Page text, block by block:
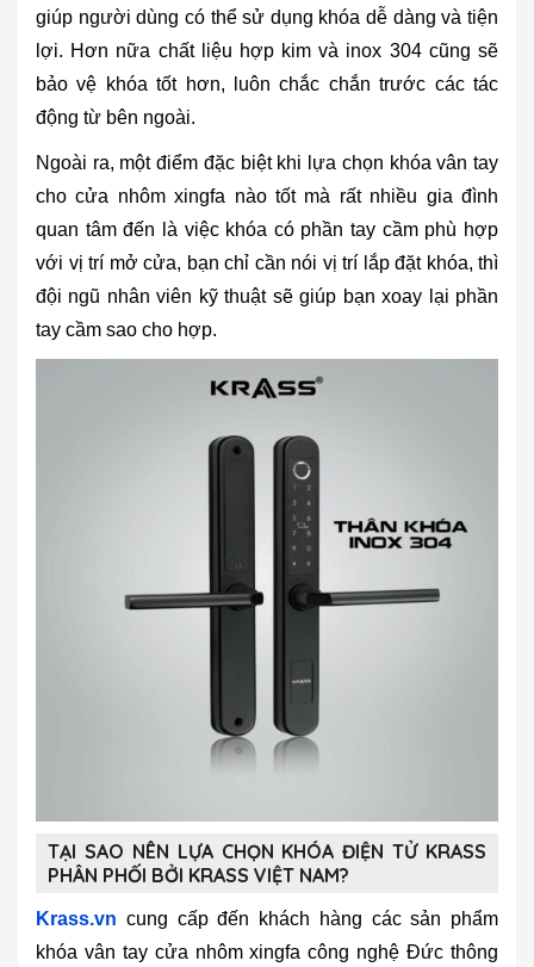
giúp người dùng có thể sử dụng khóa dễ dàng và tiện
lợi. Hơn nữa chất liệu hợp kim và inox 304 cũng sẽ
bảo vệ khóa tốt hơn, luôn chắc chắn trước các tác
động từ bên ngoài.
Ngoài ra, một điểm đặc biệt khi lựa chọn khóa vân tay
cho cửa nhôm xingfa nào tốt mà rất nhiều gia đình
quan tâm đến là việc khóa có phần tay cầm phù hợp
với vị trí mở cửa, bạn chỉ cần nói vị trí lắp đặt khóa, thì
đội ngũ nhân viên kỹ thuật sẽ giúp bạn xoay lại phần
tay cầm sao cho hợp.
TẠI SAO NÊN LỰA CHỌN KHÓA ĐIỆN TỬ KRASS
PHÂN PHỐI BỞI KRASS VIỆT NAM?
Krass.vn cung cấp đến khách hàng các sản phẩm
khóa vân tay cửa nhôm xingfa công nghệ Đức thông